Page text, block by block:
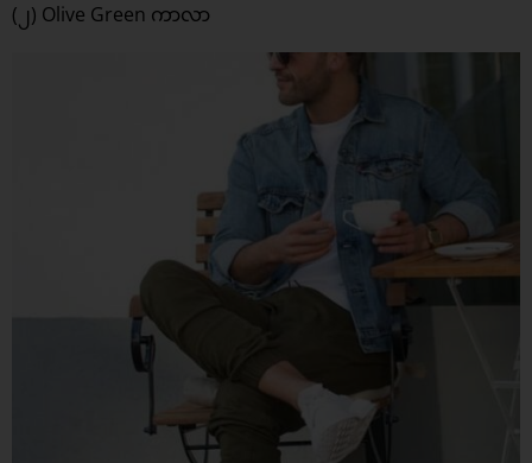
(၂) Olive Green ကာလာ